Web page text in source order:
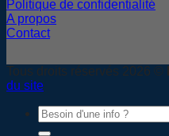
Politique de confidentialité
A propos
Contact
Tous droits réservés 2026 ©
du site